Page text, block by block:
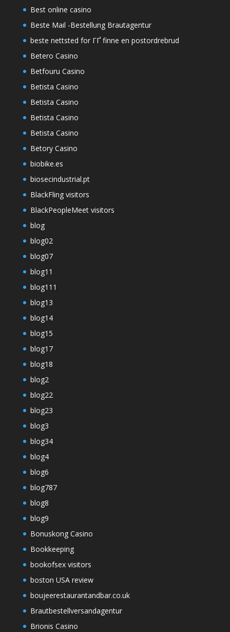
Best online casino
Beste Mail -Bestellung Brautagentur
beste nettsted for ГҐ finne en postordrebrud
Betero Casino
Betfouru Casino
Betista Casino
Betista Casino
Betista Casino
Betista Casino
Betory Casino
biobike.es
biosecindustrial.pt
BlackFling visitors
BlackPeopleMeet visitors
blog
blog02
blog07
blog11
blog111
blog13
blog14
blog15
blog17
blog18
blog2
blog22
blog23
blog3
blog34
blog4
blog6
blog787
blog8
blog9
Bonuskong Casino
Bookkeeping
bookofsex visitors
boston USA review
boujeerestaurantandbar.co.uk
Brautbestellversandagentur
Brionis Casino